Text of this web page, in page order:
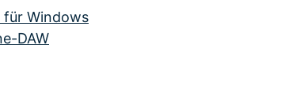
für Windows
DAW